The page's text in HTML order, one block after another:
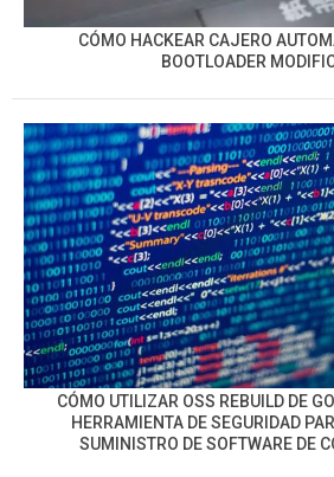
CÓMO HACKEAR CAJERO
BOOTLOADER
CÓMO UTILIZAR OSS REBUILD DE
HERRAMIENTA DE SEGURIDAD
SUMINISTRO DE SOFTWARE DE